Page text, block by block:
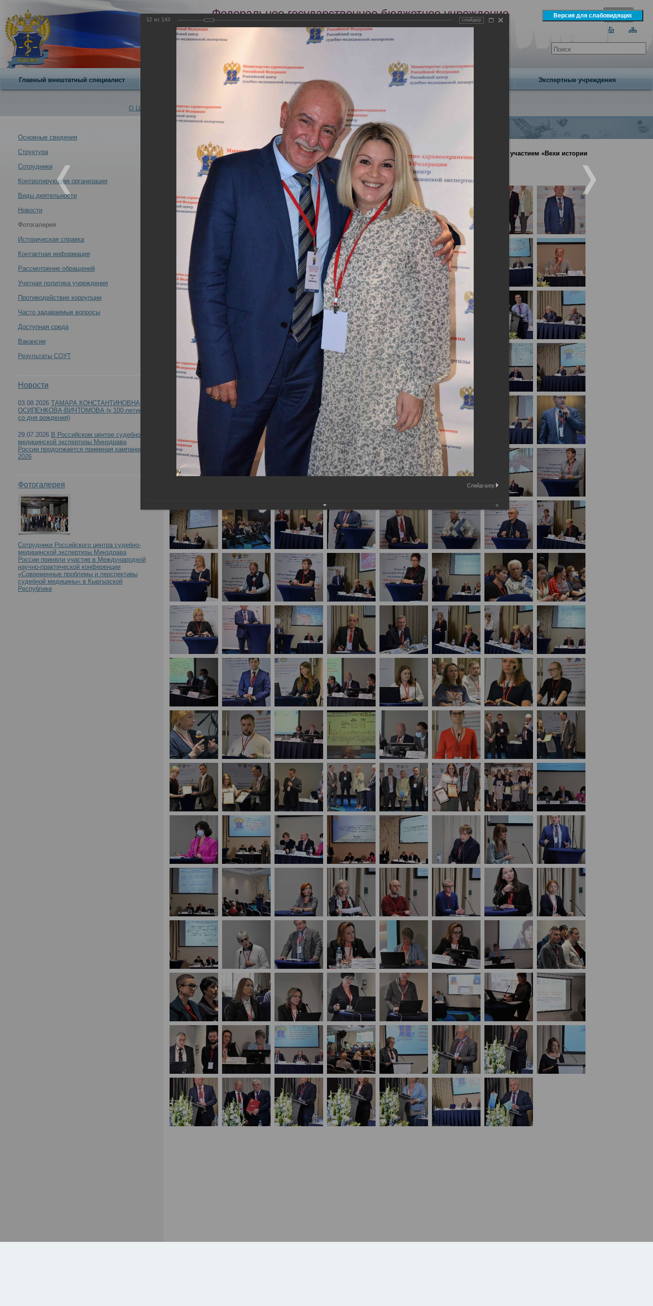
Федеральное государственное бюджетное учреждение
Российский центр судебно-медицинской экспертизы
Минздрава России
Главный внештатный специалист Научная деятельность Экспертиза Образование Издательство Экспертные учреждения
О Центре -
21 - 22 октября 2021 года состоялась Всероссийская
участием «Вехи истории Российского центра
судебно-медицинской экспертизы. К 90-летию со дня
образования» (День2) -
21 - 22 октября 2021 года состоялась Всероссийская научно-практическая конференция с международным участием «Вехи истории
Российского центра судебно-медицинской экспертизы. К 90-летию со дня образования» (День2)
Основные сведения
Структура
Сотрудники
Контролирующая организация
Виды деятельности
Новости
Фотогалерея
Историческая справка
Контактная информация
Рассмотрение обращений
Учетная политика учреждения
Противодействие коррупции
Часто задаваемые вопросы
Доступная среда
Вакансии
Результаты СОУТ
Новости
03.08.2026 ТАМАРА КОНСТАНТИНОВНА
ОСИПЕНКОВА-ВИЧТОМОВА (к 100-летию
со дня рождения)
29.07.2026 В Российском центре судебно-
медицинской экспертизы Минздрава
России продолжается приемная кампания
2026
Фотогалерея
Сотрудники Российского центра судебно-
медицинской экспертизы Минздрава
России приняли участие в Международной
научно-практической конференции
«Современные проблемы и перспективы
судебной медицины» в Кыргызской
Республике
21 - 22 октября 2021 года состоялась Всероссийская научно-практическая конференция с международным участием «Вехи истории
Российского центра судебно-медицинской экспертизы. К 90-летию со дня образования» (День2)
12 из 143 слайдер
Слайд-шоу: